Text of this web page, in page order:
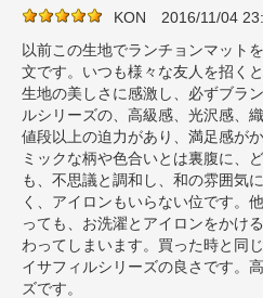
KON
2016/11/04
以前この生地でランチョンマット
文です。いつも様々な友人を招く
生地の美しさに感激し、必ずブラ
ルシリーズの、高級感、光沢感、
値段以上の迫力があり、満足感が
ミックな柄や色合いとは裏腹に、
も、不思議と調和し、和の雰囲気
く、アイロンもいらない位です。
っても、お洗濯とアイロンをかけ
わってしまいます。買った時と同
イサフィルシリーズの良さです。
ズです。